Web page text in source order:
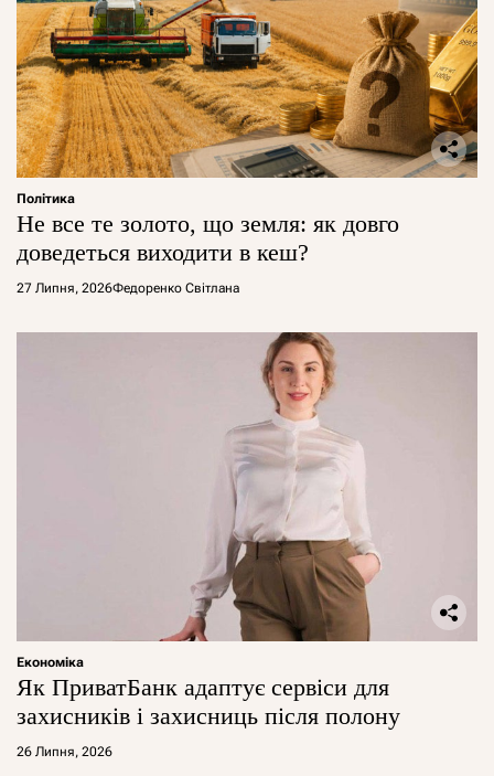
Політика
Не все те золото, що земля: як довго
доведеться виходити в кеш?
27 Липня, 2026Федоренко Світлана
Економіка
Як ПриватБанк адаптує сервіси для
захисників і захисниць після полону
26 Липня, 2026